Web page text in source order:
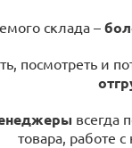
склада –
посмотреть и
всегда
товара, работе